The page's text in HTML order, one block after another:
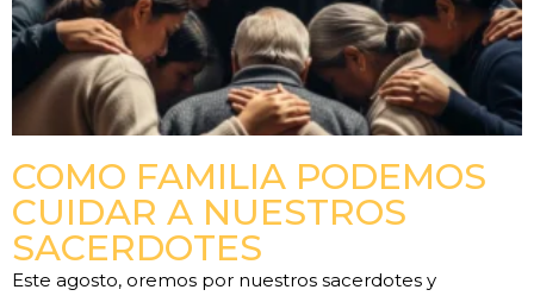
COMO FAMILIA PODEMOS
CUIDAR A NUESTROS
SACERDOTES
Este agosto, oremos por nuestros sacerdotes y